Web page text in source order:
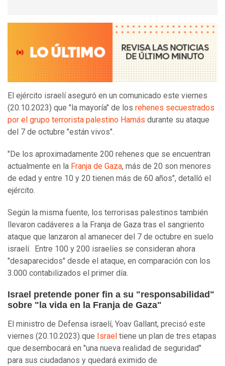
El ejército israelí aseguró en un comunicado este viernes
(20.10.2023) que "la mayoría" de los rehenes secuestrados
por el grupo terrorista palestino Hamás durante su ataque
del 7 de octubre "están vivos".
"De los aproximadamente 200 rehenes que se encuentran
actualmente en la Franja de Gaza, más de 20 son menores
de edad y entre 10 y 20 tienen más de 60 años", detalló el
ejército.
Según la misma fuente, los terrorisas palestinos también
llevaron cadáveres a la Franja de Gaza tras el sangriento
ataque que lanzaron al amanecer del 7 de octubre en suelo
israelí. Entre 100 y 200 israelíes se consideran ahora
"desaparecidos" desde el ataque, en comparación con los
3.000 contabilizados el primer día.
Israel pretende poner fin a su "responsabilidad"
sobre "la vida en la Franja de Gaza"
El ministro de Defensa israelí, Yoav Gallant, precisó este
viernes (20.10.2023) que Israel tiene un plan de tres etapas
que desembocará en "una nueva realidad de seguridad"
para sus ciudadanos y quedará eximido de